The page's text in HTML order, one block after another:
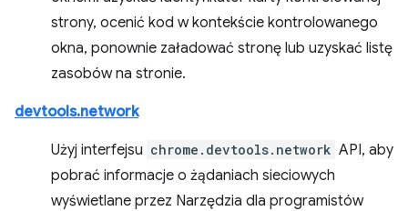
strony, ocenić kod w kontekście kontrolowanego
okna, ponownie załadować stronę lub uzyskać listę
zasobów na stronie.
devtools.network
Użyj interfejsu chrome.devtools.network API, aby
pobrać informacje o żądaniach sieciowych
wyświetlane przez Narzędzia dla programistów